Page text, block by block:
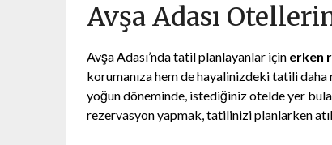
Avşa Adası
Avşa Adası’nda tatil planlayanlar için erken
korumanıza hem de hayalinizdeki tatili daha
yoğun döneminde, istediğiniz otelde yer
rezervasyon yapmak, tatilinizi planlarken